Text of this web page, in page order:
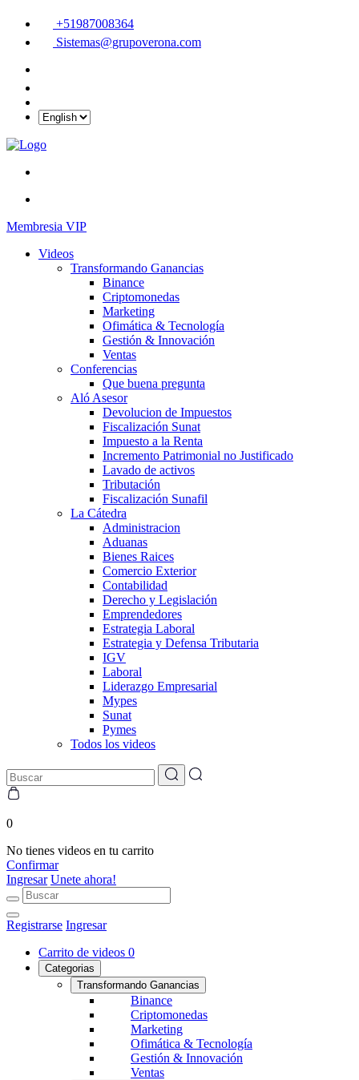
+51987008364
Sistemas@grupoverona.com
Membresia VIP
Videos
Transformando Ganancias
Binance
Criptomonedas
Marketing
Ofimática & Tecnología
Gestión & Innovación
Ventas
Conferencias
Que buena pregunta
Aló Asesor
Devolucion de Impuestos
Fiscalización Sunat
Impuesto a la Renta
Incremento Patrimonial no Justificado
Lavado de activos
Tributación
Fiscalización Sunafil
La Cátedra
Administracion
Aduanas
Bienes Raices
Comercio Exterior
Contabilidad
Derecho y Legislación
Emprendedores
Estrategia Laboral
Estrategia y Defensa Tributaria
IGV
Laboral
Liderazgo Empresarial
Mypes
Sunat
Pymes
Todos los videos
0
No tienes videos en tu carrito
Confirmar
Ingresar Unete ahora!
Registrarse Ingresar
Carrito de videos 0
Categorias
Transformando Ganancias
Binance
Criptomonedas
Marketing
Ofimática & Tecnología
Gestión & Innovación
Ventas